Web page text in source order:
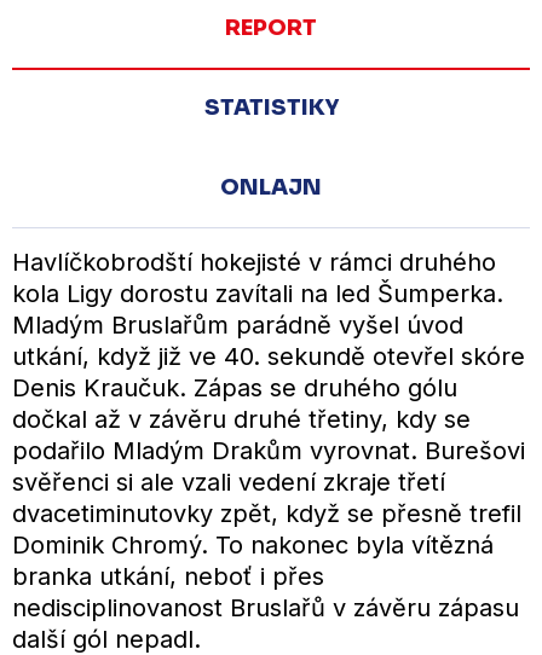
REPORT
STATISTIKY
ONLAJN
Havlíčkobrodští hokejisté v rámci druhého
kola Ligy dorostu zavítali na led Šumperka.
Mladým Bruslařům parádně vyšel úvod
utkání, když již ve 40. sekundě otevřel skóre
Denis Kraučuk. Zápas se druhého gólu
dočkal až v závěru druhé třetiny, kdy se
podařilo Mladým Drakům vyrovnat. Burešovi
svěřenci si ale vzali vedení zkraje třetí
dvacetiminutovky zpět, když se přesně trefil
Dominik Chromý. To nakonec byla vítězná
branka utkání, neboť i přes
nedisciplinovanost Bruslařů v závěru zápasu
další gól nepadl.